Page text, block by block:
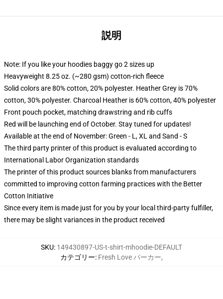
説明
Note: If you like your hoodies baggy go 2 sizes up
Heavyweight 8.25 oz. (~280 gsm) cotton-rich fleece
Solid colors are 80% cotton, 20% polyester. Heather Grey is 70%
cotton, 30% polyester. Charcoal Heather is 60% cotton, 40% polyester
Front pouch pocket, matching drawstring and rib cuffs
Red will be launching end of October. Stay tuned for updates!
Available at the end of November: Green - L, XL and Sand - S
The third party printer of this product is evaluated according to
International Labor Organization standards
The printer of this product sources blanks from manufacturers
committed to improving cotton farming practices with the Better
Cotton Initiative
Since every item is made just for you by your local third-party fulfiller,
there may be slight variances in the product received
SKU: 149430897-US-t-shirt-mhoodie-DEFAULT
カテゴリー: Fresh Love パーカー,